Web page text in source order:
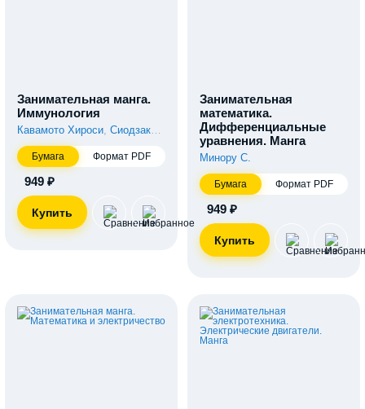
Занимательная манга.
Иммунология
Кавамото Хироси, Сиодзаки Синобу
Бумага Формат PDF
949 ₽
Занимательная
математика.
Дифференциальные
уравнения. Манга
Минору С.
Бумага Формат PDF
949 ₽